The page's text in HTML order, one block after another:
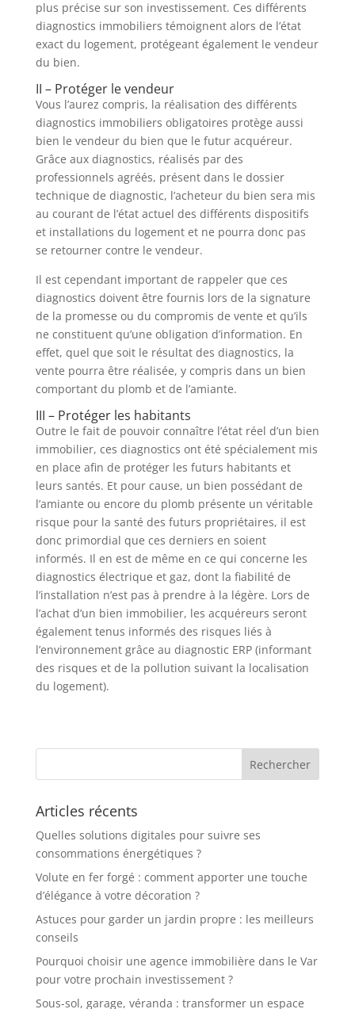
plus précise sur son investissement. Ces différents
diagnostics immobiliers témoignent alors de l’état
exact du logement, protégeant également le vendeur
du bien.
II – Protéger le vendeur
Vous l’aurez compris, la réalisation des différents
diagnostics immobiliers obligatoires protège aussi
bien le vendeur du bien que le futur acquéreur.
Grâce aux diagnostics, réalisés par des
professionnels agréés, présent dans le dossier
technique de diagnostic, l’acheteur du bien sera mis
au courant de l’état actuel des différents dispositifs
et installations du logement et ne pourra donc pas
se retourner contre le vendeur.
Il est cependant important de rappeler que ces
diagnostics doivent être fournis lors de la signature
de la promesse ou du compromis de vente et qu’ils
ne constituent qu’une obligation d’information. En
effet, quel que soit le résultat des diagnostics, la
vente pourra être réalisée, y compris dans un bien
comportant du plomb et de l’amiante.
III – Protéger les habitants
Outre le fait de pouvoir connaître l’état réel d’un bien
immobilier, ces diagnostics ont été spécialement mis
en place afin de protéger les futurs habitants et
leurs santés. Et pour cause, un bien possédant de
l’amiante ou encore du plomb présente un véritable
risque pour la santé des futurs propriétaires, il est
donc primordial que ces derniers en soient
informés. Il en est de même en ce qui concerne les
diagnostics électrique et gaz, dont la fiabilité de
l’installation n’est pas à prendre à la légère. Lors de
l’achat d’un bien immobilier, les acquéreurs seront
également tenus informés des risques liés à
l’environnement grâce au diagnostic ERP (informant
des risques et de la pollution suivant la localisation
du logement).
Articles récents
Quelles solutions digitales pour suivre ses
consommations énergétiques ?
Volute en fer forgé : comment apporter une touche
d’élégance à votre décoration ?
Astuces pour garder un jardin propre : les meilleurs
conseils
Pourquoi choisir une agence immobilière dans le Var
pour votre prochain investissement ?
Sous-sol, garage, véranda : transformer un espace